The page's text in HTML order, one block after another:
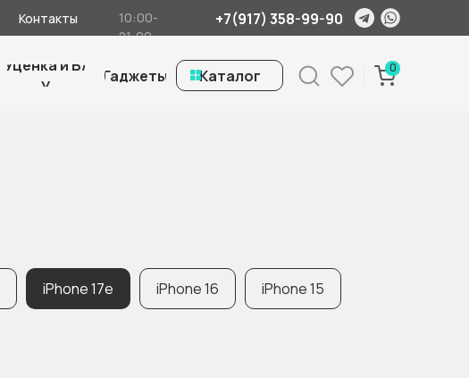
Контакты +7(917) 358-99-90
10:00-
21:00
Уценка и Б/
У
Гаджеты 0
ㅤКаталог
iPhone 17e iPhone 16 iPhone 15